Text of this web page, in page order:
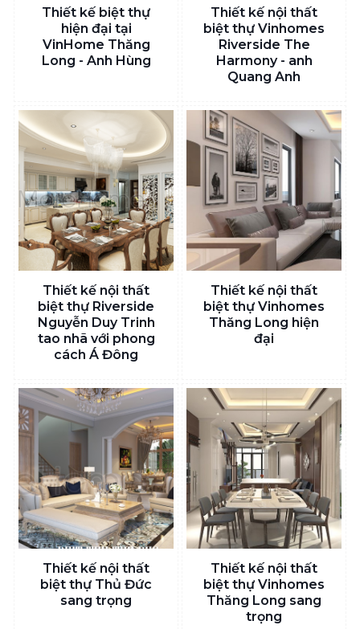
Thiết kế biệt thự
hiện đại tại
VinHome Thăng
Long - Anh Hùng
Thiết kế nội thất
biệt thự Vinhomes
Riverside The
Harmony - anh
Quang Anh
Thiết kế nội thất
biệt thự Riverside
Nguyễn Duy Trinh
tao nhã với phong
cách Á Đông
Thiết kế nội thất
biệt thự Vinhomes
Thăng Long hiện
đại
Thiết kế nội thất
biệt thự Thủ Đức
sang trọng
Thiết kế nội thất
biệt thự Vinhomes
Thăng Long sang
trọng